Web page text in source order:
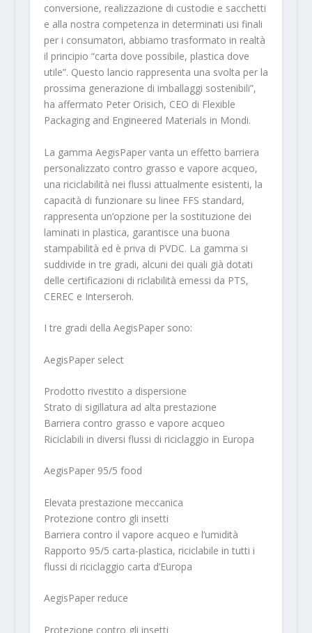
conversione, realizzazione di custodie e sacchetti
e alla nostra competenza in determinati usi finali
per i consumatori, abbiamo trasformato in realtà
il principio “carta dove possibile, plastica dove
utile”. Questo lancio rappresenta una svolta per la
prossima generazione di imballaggi sostenibili”,
ha affermato Peter Orisich, CEO di Flexible
Packaging and Engineered Materials in Mondi.
La gamma AegisPaper vanta un effetto barriera
personalizzato contro grasso e vapore acqueo,
una riciclabilità nei flussi attualmente esistenti, la
capacità di funzionare su linee FFS standard,
rappresenta un’opzione per la sostituzione dei
laminati in plastica, garantisce una buona
stampabilità ed è priva di PVDC. La gamma si
suddivide in tre gradi, alcuni dei quali già dotati
delle certificazioni di riclabilità emessi da PTS,
CEREC e Interseroh.
I tre gradi della AegisPaper sono:
AegisPaper select
Prodotto rivestito a dispersione
Strato di sigillatura ad alta prestazione
Barriera contro grasso e vapore acqueo
Riciclabili in diversi flussi di riciclaggio in Europa
AegisPaper 95/5 food
Elevata prestazione meccanica
Protezione contro gli insetti
Barriera contro il vapore acqueo e l’umidità
Rapporto 95/5 carta-plastica, riciclabile in tutti i
flussi di riciclaggio carta d’Europa
AegisPaper reduce
Protezione contro gli insetti